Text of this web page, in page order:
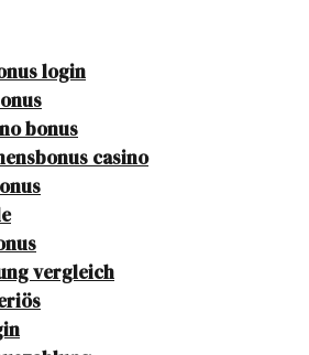
login
bonus
casino
vergleich